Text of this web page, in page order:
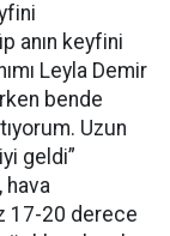
anın keyfini
Leyla Demir
bende
Uzun
geldi”
17-20 derece